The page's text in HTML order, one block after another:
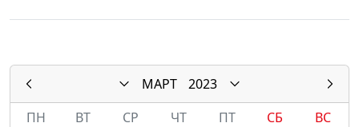
МАРТ
2023
ПН
ВТ СР ЧТ ПТ СБ
ВС